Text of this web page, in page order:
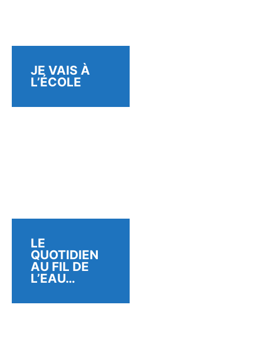
JE VAIS À
L’ÉCOLE
LE
QUOTIDIEN
AU FIL DE
L’EAU…